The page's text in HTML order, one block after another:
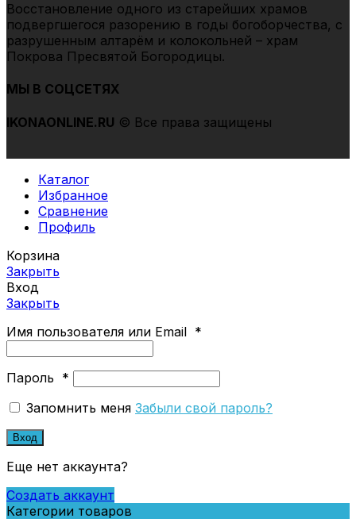
Восстановление одного из старейших храмов
подвергшегоcя разорению в годы богоборчества, с
разрушенным алтарём и колокольней – храм
Покрова Пресвятой Богородицы.
МЫ В СОЦСЕТЯХ
IKONAONLINE.RU © Все права защищены
Каталог
Избранное
Сравнение
Профиль
Корзина
Закрыть
Вход
Закрыть
Имя пользователя или Email *
Пароль *
Запомнить меня Забыли свой пароль?
Вход
Еще нет аккаунта?
Создать аккаунт
Категории товаров